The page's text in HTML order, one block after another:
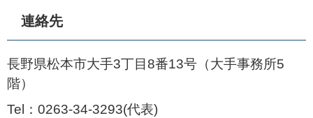
連絡先
長野県松本市大手3丁目8番13号（大手事務所5
階）
Tel：0263-34-3293 代表